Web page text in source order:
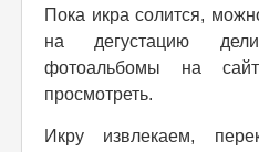
Пока икра солится,
на дегустацию
фотоальбомы на
просмотреть.
Икру извлекаем,